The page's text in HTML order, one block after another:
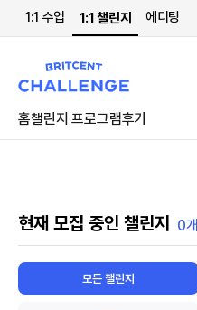
1:1 수업 1:1 챌린지 에디팅
홈챌린지 프로그램후기
현재 모집 중인 챌린지 0개
모든 챌린지